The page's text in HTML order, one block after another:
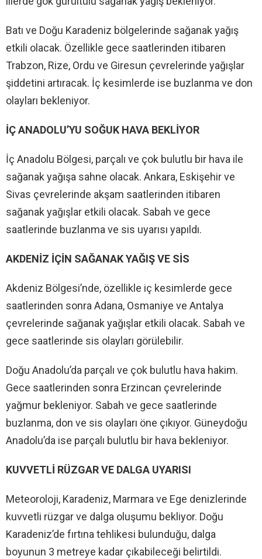
Batı ve Doğu Karadeniz bölgelerinde sağanak yağış
etkili olacak. Özellikle gece saatlerinden itibaren
Trabzon, Rize, Ordu ve Giresun çevrelerinde yağışlar
şiddetini artıracak. İç kesimlerde ise buzlanma ve don
olayları bekleniyor.
İÇ ANADOLU’YU SOĞUK HAVA BEKLİYOR
İç Anadolu Bölgesi, parçalı ve çok bulutlu bir hava ile
sağanak yağışa sahne olacak. Ankara, Eskişehir ve
Sivas çevrelerinde akşam saatlerinden itibaren
sağanak yağışlar etkili olacak. Sabah ve gece
saatlerinde buzlanma ve sis uyarısı yapıldı.
AKDENİZ İÇİN SAĞANAK YAĞIŞ VE SİS
Akdeniz Bölgesi’nde, özellikle iç kesimlerde gece
saatlerinden sonra Adana, Osmaniye ve Antalya
çevrelerinde sağanak yağışlar etkili olacak. Sabah ve
gece saatlerinde sis olayları görülebilir.
Doğu Anadolu’da parçalı ve çok bulutlu hava hakim.
Gece saatlerinden sonra Erzincan çevrelerinde
yağmur bekleniyor. Sabah ve gece saatlerinde
buzlanma, don ve sis olayları öne çıkıyor. Güneydoğu
Anadolu’da ise parçalı bulutlu bir hava bekleniyor.
KUVVETLİ RÜZGAR VE DALGA UYARISI
Meteoroloji, Karadeniz, Marmara ve Ege denizlerinde
kuvvetli rüzgar ve dalga oluşumu bekliyor. Doğu
Karadeniz’de fırtına tehlikesi bulunduğu, dalga
boyunun 3 metreye kadar çıkabileceği belirtildi.